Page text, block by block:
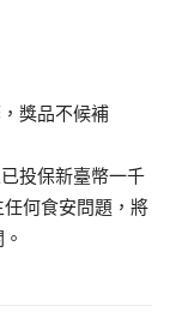
獎品不候補
投保新臺幣一千
何食安問題，將